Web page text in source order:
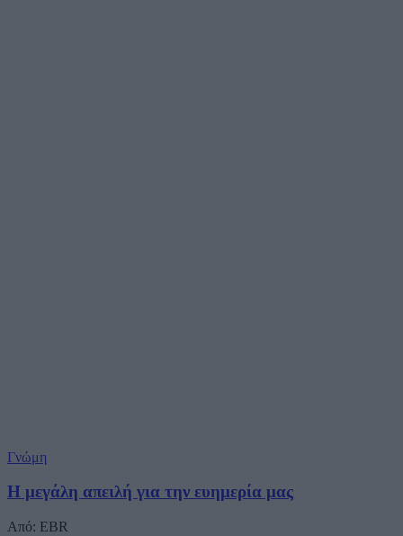
Γνώμη
Η μεγάλη απειλή για την ευημερία μας
Από: EBR